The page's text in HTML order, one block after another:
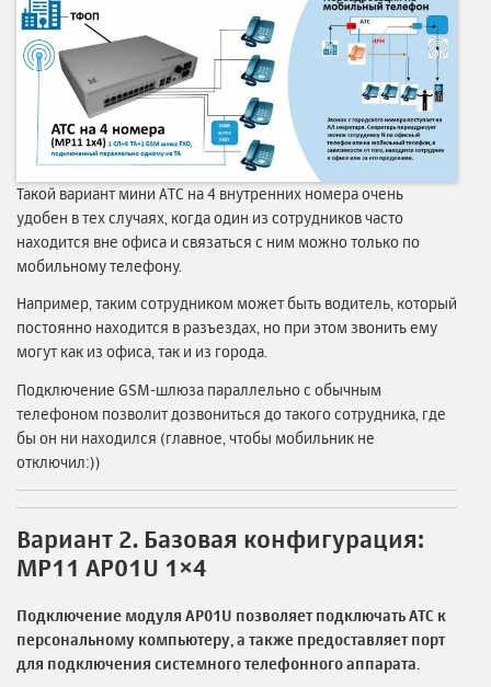
Такой вариант мини АТС на 4 внутренних номера очень
удобен в тех случаях, когда один из сотрудников часто
находится вне офиса и связаться с ним можно только по
мобильному телефону.
Например, таким сотрудником может быть водитель, который
постоянно находится в разъездах, но при этом звонить ему
могут как из офиса, так и из города.
Подключение GSM-шлюза параллельно с обычным
телефоном позволит дозвониться до такого сотрудника, где
бы он ни находился (главное, чтобы мобильник не
отключил:))
Вариант 2. Базовая конфигурация:
MP11 AP01U 1×4
Подключение модуля AP01U позволяет подключать АТС к
персональному компьютеру, а также предоставляет порт
для подключения системного телефонного аппарата.